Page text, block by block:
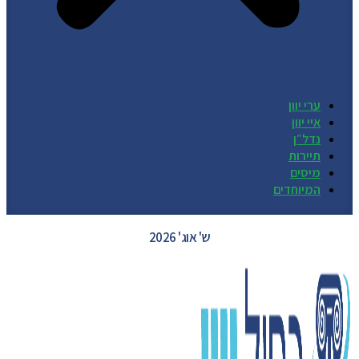
ערי יוון
איי יוון
נדל״ן
תיירות
מיסים
המיוחדים
ש' אוג' 2026